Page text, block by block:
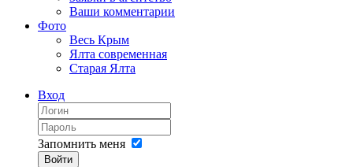
Ваши комментарии
Фото
Весь Крым
Ялта современная
Старая Ялта
Вход
Запомнить меня
Войти